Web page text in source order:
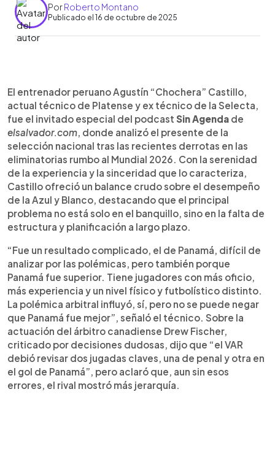
PorRoberto Montano
Publicado el 16 de octubre de 2025
Escuchar artículo
Agustín “Chochera” Castillo, extécnico de la
Selecta, analizó en el podcast Sin Agenda la crisis
de la selección salvadoreña tras sus derrotas ante
Panamá y Guatemala. Reconoció que los
canaleros fueron superiores y que las polémicas
arbitrales no cambian esa realidad. Criticó la falta
de estructura e inversión en infraestructura
deportiva, y señaló que el problema del fútbol
salvadoreño es profundo y no solo del cuerpo
técnico. Aunque considera que matemáticamente
aún hay opciones, ve difícil la clasificación por el
bajo nivel competitivo y anímico. “El talento existe,
pero sin estructura ni planificación, El Salvador
seguirá lejos del Mundial”, sentenció.
El entrenador peruano Agustín “Chochera” Castillo,
actual técnico de Platense y ex técnico de la Selecta,
fue el invitado especial del podcast Sin Agenda de
elsalvador.com, donde analizó el presente de la
selección nacional tras las recientes derrotas en las
eliminatorias rumbo al Mundial 2026. Con la serenidad
de la experiencia y la sinceridad que lo caracteriza,
Castillo ofreció un balance crudo sobre el desempeño
de la Azul y Blanco, destacando que el principal
problema no está solo en el banquillo, sino en la falta de
estructura y planificación a largo plazo.
“Fue un resultado complicado, el de Panamá, difícil de
analizar por las polémicas, pero también porque
Panamá fue superior. Tiene jugadores con más oficio,
más experiencia y un nivel físico y futbolístico distinto.
La polémica arbitral influyó, sí, pero no se puede negar
que Panamá fue mejor”, señaló el técnico. Sobre la
actuación del árbitro canadiense Drew Fischer,
criticado por decisiones dudosas, dijo que “el VAR
debió revisar dos jugadas claves, una de penal y otra en
el gol de Panamá”, pero aclaró que, aun sin esos
errores, el rival mostró más jerarquía.